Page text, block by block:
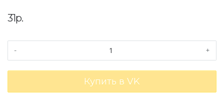
31р.
- +
Купить в VK